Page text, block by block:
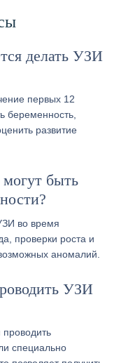
делать УЗИ
первых 12
беременность,
развитие
быть
во время
проверки роста и
аномалий.
УЗИ
специально